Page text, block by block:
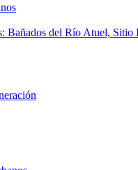
Bañados del Río Atuel, Sitio